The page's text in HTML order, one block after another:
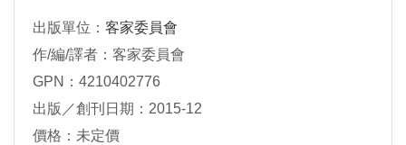
出版單位： 客家委員會
作/編/譯者：客家委員會
GPN：4210402776
出版／創刊日期：2015-12
價格：未定價